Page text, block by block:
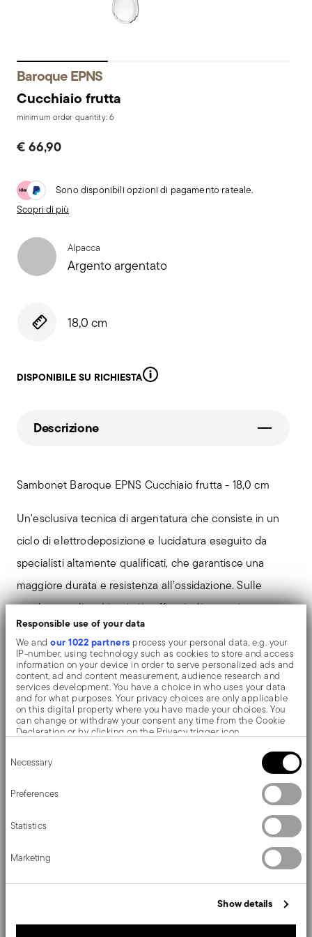
Responsible use of your data
We andour 1022 partners process your personal data, e.g. your
IP-number, using technology such as cookies to store and access
information on your device in order to serve personalized ads and
content, ad and content measurement, audience research and
services development. You have a choice in who uses your data
and for what purposes. Your privacy choices are only applicable
on this digital property where you have made your choices. You
can change or withdraw your consent any time from the Cookie
Declaration or by clicking on the Privacy trigger icon.
Collect information about your geographical location
Identify your device by actively scanning it for specific
characteristics (fingerprinting)
Find out more about how your personal data is processed and set
your preferences in the
We use cookies to personalise content and ads, to provide social
media features and to analyse our traffic. We also share
information about your use of our site with our social media,
advertising and analytics partners who may combine it with other
Selection
Necessary
Preferences
Statistics
Marketing
Show details
Baroque EPNS
Cucchiaio frutta
minimum order quantity: 6
€ 66,90
Sono disponibili opzioni di pagamento rateale.
Scopri di più
Alpacca
Argento argentato
18,0 cm
DISPONIBILE SU RICHIESTA
Descrizione
Sambonet Baroque EPNS Cucchiaio frutta - 18,0 cm
Un'esclusiva tecnica di argentatura che consiste in un
ciclo di elettrodeposizione e lucidatura eseguito da
specialisti altamente qualificati, che garantisce una
maggiore durata e resistenza all’ossidazione. Sulle
tavole e negli ambienti più raffinati, gli oggetti
risplendono con un eccezionale e duraturo effetto
specchio.
Baroque by Sambonet. Dall'originale barocco
piemontese, la collezione di posate conserva
l'eleganza formale ed il sofisticato "bon ton". Realizzata
in alpacca, una lega rame-zinco-nichel, con placcatura
Dettagli
Alpacca
18,00 cm